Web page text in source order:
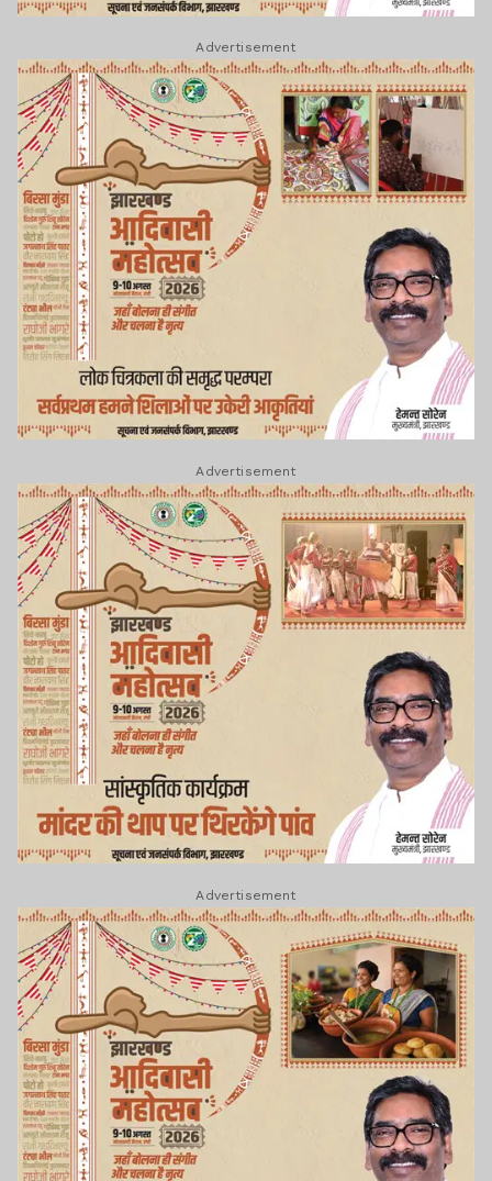
Advertisement
Advertisement
Advertisement